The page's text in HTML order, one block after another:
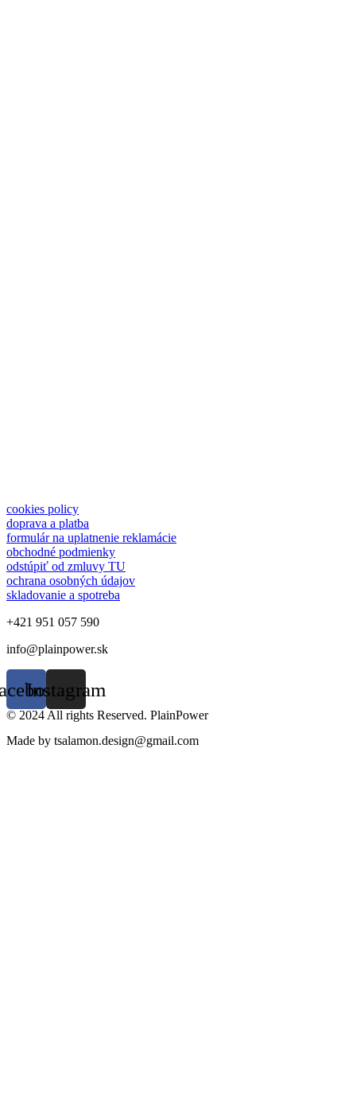
cookies policy
doprava a platba
formulár na uplatnenie reklamácie
obchodné podmienky
odstúpiť od zmluvy TU
ochrana osobných údajov
skladovanie a spotreba
+421 951 057 590
info@plainpower.sk
Instagram
© 2024 All rights Reserved. PlainPower
Made by tsalamon.design@gmail.com